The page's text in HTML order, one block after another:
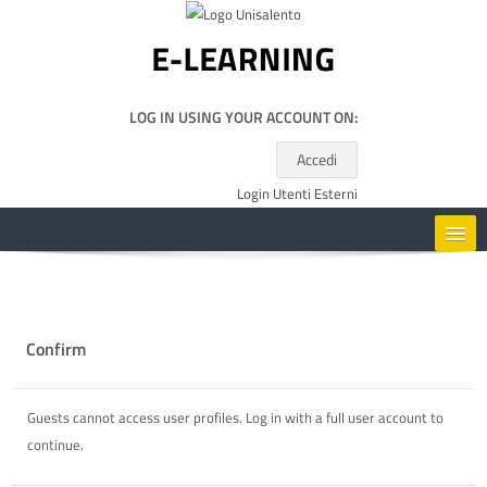
LOG IN USING YOUR ACCOUNT ON:
Accedi
Login Utenti Esterni
ENGLISH ‎(EN)‎
Confirm
Guests cannot access user profiles. Log in with a full user account to
continue.